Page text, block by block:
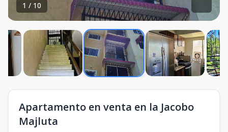
1 / 10
Apartamento en venta en la Jacobo
Majluta